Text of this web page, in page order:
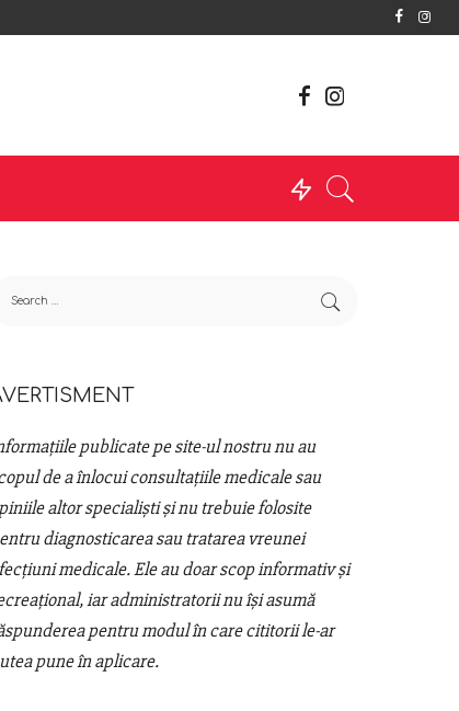
publicate pe site-ul nostru nu au
de a înlocui consultațiile medicale sau
altor specialiști și nu trebuie folosite
diagnosticarea sau tratarea vreunei
medicale. Ele au doar scop informativ și
iar administratorii nu își asumă
pentru modul în care cititorii le-ar
pune în aplicare.